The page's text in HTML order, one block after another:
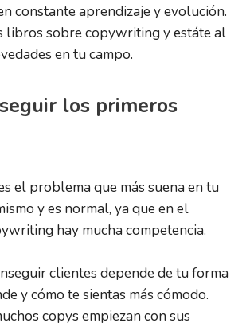
constante aprendizaje y evolución.
libros sobre copywriting y estáte al
en tu campo.
los primeros
el problema que más suena en tu
y es normal, ya que en el
hay mucha competencia.
clientes depende de tu forma
y cómo te sientas más cómodo.
copys empiezan con sus